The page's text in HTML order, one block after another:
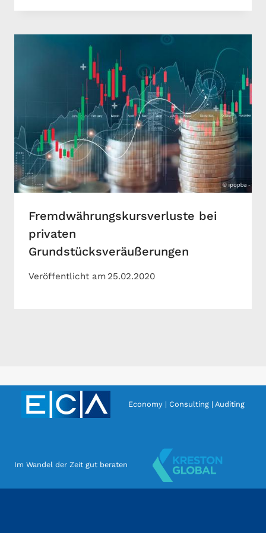
Fremdwährungskursverluste bei
privaten
Grundstücksveräußerungen
Veröffentlicht am 25.02.2020
Economy | Consulting | Auditing
Im Wandel der Zeit gut beraten